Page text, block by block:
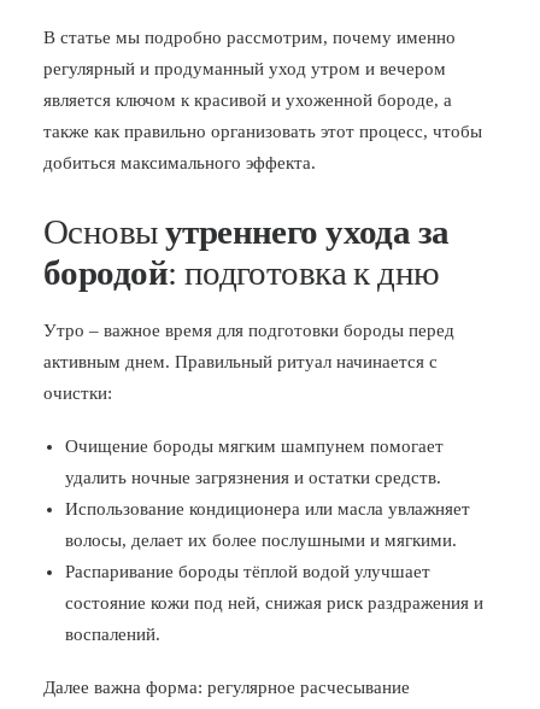
В статье мы подробно рассмотрим, почему именно
регулярный и продуманный уход утром и вечером
является ключом к красивой и ухоженной бороде, а
также как правильно организовать этот процесс, чтобы
добиться максимального эффекта.
Основыутреннего ухода за
бородой: подготовка к дню
Утро – важное время для подготовки бороды перед
активным днем. Правильный ритуал начинается с
очистки:
Очищение бороды мягким шампунем помогает
удалить ночные загрязнения и остатки средств.
Использование кондиционера или масла увлажняет
волосы, делает их более послушными и мягкими.
Распаривание бороды тёплой водой улучшает
состояние кожи под ней, снижая риск раздражения и
воспалений.
Далее важна форма: регулярное расчесывание